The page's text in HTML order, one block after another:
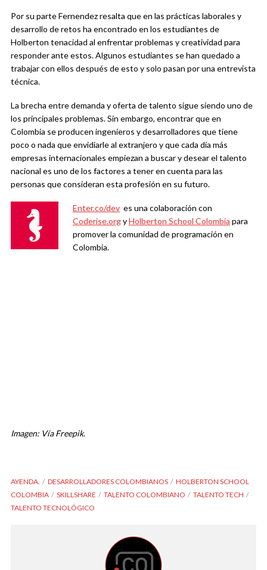
Por su parte Fernendez resalta que en las prácticas laborales y
desarrollo de retos ha encontrado en los estudiantes de
Holberton tenacidad al enfrentar problemas y creatividad para
responder ante estos. Algunos estudiantes se han quedado a
trabajar con ellos después de esto y solo pasan por una entrevista
técnica.
La brecha entre demanda y oferta de talento sigue siendo uno de
los principales problemas. Sin embargo, encontrar que en
Colombia se producen ingenieros y desarrolladores que tiene
poco o nada que envidiarle al extranjero y que cada día más
empresas internacionales empiezan a buscar y desear el talento
nacional es uno de los factores a tener en cuenta para las
personas que consideran esta profesión en su futuro.
Enter.co/dev es una colaboración con
Coderise.orgyHolberton School Colombia para
promover la comunidad de programación en
Colombia.
Imagen: Vía Freepik.
AYENDA. DESARROLLADORES COLOMBIANOS
HOLBERTON SCHOOL
COLOMBIA
SKILLSHARE TALENTO COLOMBIANO
TALENTO TECH
TALENTO TECNOLÓGICO